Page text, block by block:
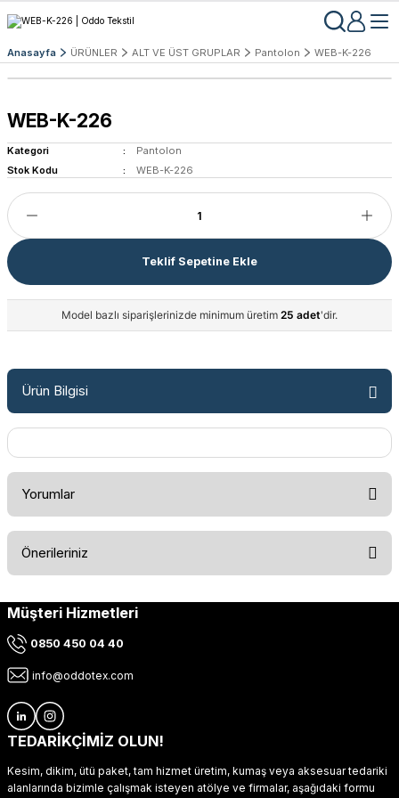
Anasayfa ÜRÜNLER ALT VE ÜST GRUPLAR Pantolon WEB-K-226
WEB-K-226
Kategori
Pantolon
Stok Kodu
WEB-K-226
Teklif Sepetine Ekle
Model bazlı siparişlerinizde minimum üretim 25 adet'dir.
Ürün Bilgisi
Yorumlar
Önerileriniz
Bu ürünün fiyat bilgisi, resim, ürün açıklamalarında ve diğer
kullanarak tarafımıza iletebilirsiniz.
Ürün resmi kalitesiz, bozuk veya görüntülenemiyor.
Ürün açıklamasında eksik bilgiler bulunuyor.
Ürün fiyatı diğer sitelerden daha pahalı.
Müşteri Hizmetleri
0850 450 04 40
info@oddotex.com
TEDARİKÇİMİZ OLUN!
Kesim, dikim, ütü paket, tam hizmet üretim, kumaş veya aksesuar tedariki
alanlarında bizimle çalışmak isteyen atölye ve firmalar, aşağıdaki formu